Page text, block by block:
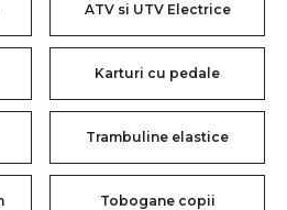
ATV si UTV Electrice
Karturi cu pedale
Trambuline elastice
Tobogane copii